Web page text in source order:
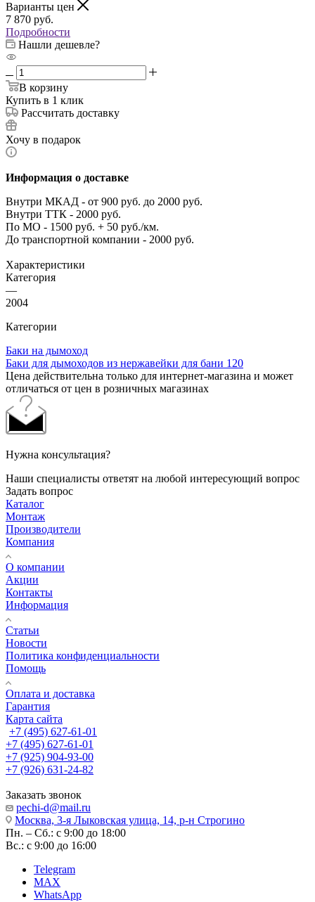
Варианты цен
7 870 руб.
Подробности
Нашли дешевле?
В корзину
Купить в 1 клик
Рассчитать доставку
Хочу в подарок
Информация о доставке
Внутри МКАД - от 900 руб. до 2000 руб.
Внутри ТТК - 2000 руб.
По МО - 1500 руб. + 50 руб./км.
До транспортной компании - 2000 руб.
Характеристики
Категория
—
2004
Категории
Баки на дымоход
Баки для дымоходов из нержавейки для бани 120
Цена действительна только для интернет-магазина и может
отличаться от цен в розничных магазинах
Нужна консультация?
Наши специалисты ответят на любой интересующий вопрос
Задать вопрос
Каталог
Монтаж
Производители
Компания
О компании
Акции
Контакты
Информация
Статьи
Новости
Политика конфиденциальности
Помощь
Оплата и доставка
Гарантия
Карта сайта
+7 (495) 627-61-01
+7 (495) 627-61-01
+7 (925) 904-93-00
+7 (926) 631-24-82
Заказать звонок
pechi-d@mail.ru
Москва, 3-я Лыковская улица, 14, р-н Строгино
Пн. – Сб.: с 9:00 до 18:00
Вс.: с 9:00 до 16:00
Telegram
MAX
WhatsApp